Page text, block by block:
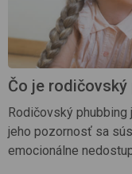
Čo je rodičovský
Rodičovský phubbing
jeho pozornosť sa
emocionálne